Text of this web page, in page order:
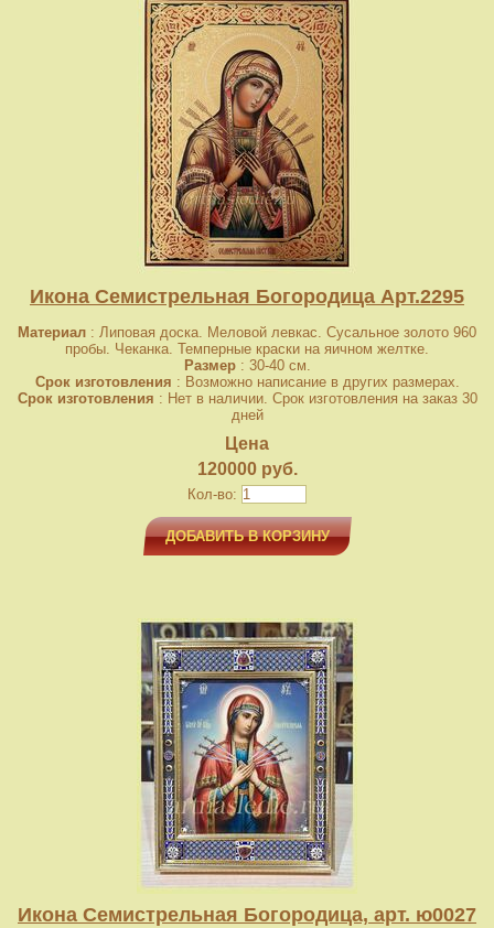
Икона Семистрельная Богородица Арт.2295
Материал : Липовая доска. Меловой левкас. Сусальное золото 960
пробы. Чеканка. Темперные краски на яичном желтке.
Размер: 30-40 см.
Срок изготовления : Возможно написание в других размерах.
Срок изготовления : Нет в наличии. Срок изготовления на заказ 30
дней
Цена
120000 руб.
Кол-во:
ДОБАВИТЬ В КОРЗИНУ
Икона Семистрельная Богородица, арт. ю0027